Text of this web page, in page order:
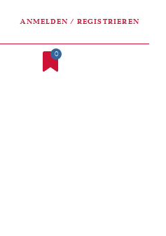
ANMELDEN / REGISTRIEREN
0